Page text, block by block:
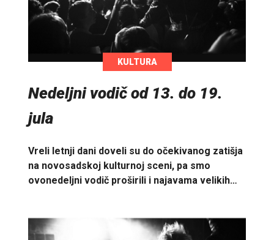
KULTURA
Nedeljni vodič od 13. do 19.
jula
Vreli letnji dani doveli su do očekivanog zatišja
na novosadskoj kulturnoj sceni, pa smo
ovonedeljni vodič proširili i najavama velikih…